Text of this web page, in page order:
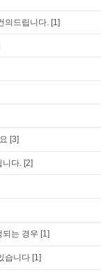
의드립니다. [1]
[3]
니다. [2]
되는 경우 [1]
습니다 [1]